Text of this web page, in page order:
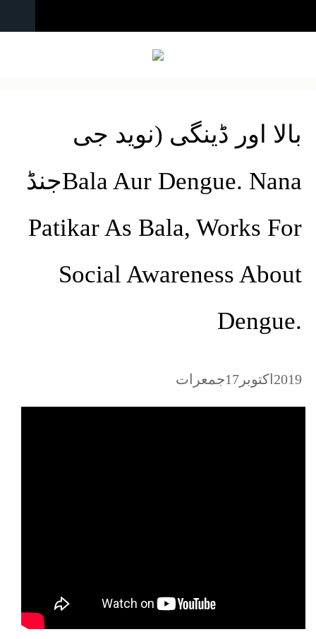
بالا اور ڈینگی (نوید جی
جنڈBala Aur Dengue. Nana
Patikar As Bala, Works For
Social Awareness About
Dengue.
جمعرات17 2019